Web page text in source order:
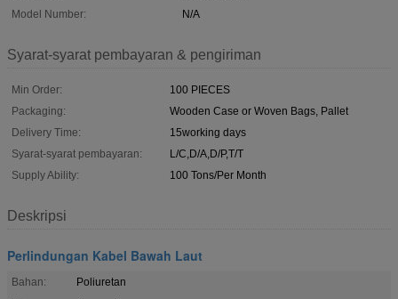
Model Number:
N/A
Syarat-syarat pembayaran & pengiriman
Min Order:
100 PIECES
Packaging:
Wooden Case or Woven Bags, Pallet
Delivery Time:
15working days
Syarat-syarat pembayaran:
L/C,D/A,D/P,T/T
Supply Ability:
100 Tons/Per Month
Deskripsi
Perlindungan Kabel Bawah Laut
Bahan:
Poliuretan